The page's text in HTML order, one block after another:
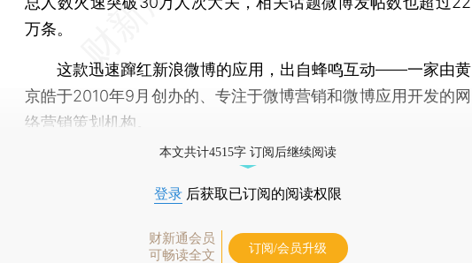
万条。
这款迅速蹿红新浪微博的应用，出自蜂鸣互动——一家由黄
京皓于2010年9月创办的、专注于微博营销和微博应用开发的网
络营销策划机构。
本文共计4515字 订阅后继续阅读
登录 后获取已订阅的阅读权限
财新通会员
可畅读全文
订阅/会员升级